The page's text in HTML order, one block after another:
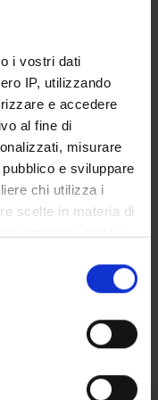
i vostri dati
IP, utilizzando
e accedere
al fine di
misurare
e sviluppare
chi utilizza i
scelte in materia di
in qualsiasi
o facendo clic
tua posizione